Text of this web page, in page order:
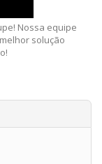
Nossa equipe
solução